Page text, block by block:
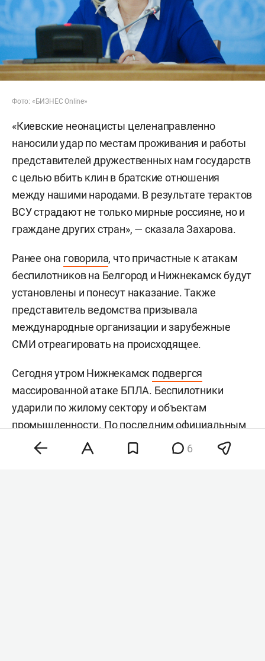
Фото: «БИЗНЕС Online»
«Киевские неонацисты целенаправленно
наносили удар по местам проживания и работы
представителей дружественных нам государств
с целью вбить клин в братские отношения
между нашими народами. В результате терактов
ВСУ страдают не только мирные россияне, но и
граждане других стран», — сказала Захарова.
Ранее она говорила, что причастные к атакам
беспилотников на Белгород и Нижнекамск будут
установлены и понесут наказание. Также
представитель ведомства призывала
международные организации и зарубежные
СМИ отреагировать на происходящее.
Сегодня утром Нижнекамск подвергся
массированной атаке БПЛА. Беспилотники
ударили по жилому сектору и объектам
промышленности. По последним официальным
данным, погибли 13 человек, в том числе
6